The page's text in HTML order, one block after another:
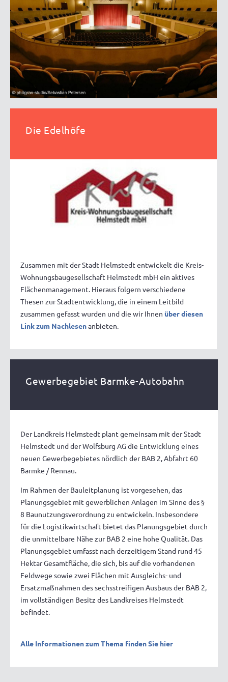
Die Edelhöfe
Zusammen mit der Stadt Helmstedt entwickelt die Kreis-
Wohnungsbaugesellschaft Helmstedt mbH ein aktives
Flächenmanagement. Hieraus folgern verschiedene
Thesen zur Stadtentwicklung, die in einem Leitbild
zusammen gefasst wurden und die wir Ihnen über diesen
Link zum Nachlesenanbieten.
Gewerbegebiet Barmke-Autobahn
Der Landkreis Helmstedt plant gemeinsam mit der Stadt
Helmstedt und der Wolfsburg AG die Entwicklung eines
neuen Gewerbegebietes nördlich der BAB 2, Abfahrt 60
Barmke / Rennau.
Im Rahmen der Bauleitplanung ist vorgesehen, das
Planungsgebiet mit gewerblichen Anlagen im Sinne des §
8 Baunutzungsverordnung zu entwickeln. Insbesondere
für die Logistikwirtschaft bietet das Planungsgebiet durch
die unmittelbare Nähe zur BAB 2 eine hohe Qualität. Das
Planungsgebiet umfasst nach derzeitigem Stand rund 45
Hektar Gesamtfläche, die sich, bis auf die vorhandenen
Feldwege sowie zwei Flächen mit Ausgleichs- und
Ersatzmaßnahmen des sechsstreifigen Ausbaus der BAB 2,
im vollständigen Besitz des Landkreises Helmstedt
befindet.
Alle Informationen zum Thema finden Sie hier